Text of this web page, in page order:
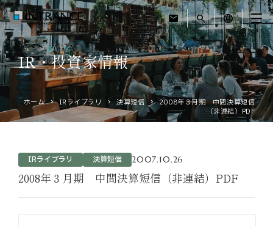
mail search language
トップ
企業情報
運営ホテル
IR・投資家情報
ホーム IRライブラリ 決算短信
2008年３月期 中間決算短信
（非連結）PDF
IRライブラリ 決算短信 2007.10.26
2008年３月期 中間決算短信（非連結）PDF